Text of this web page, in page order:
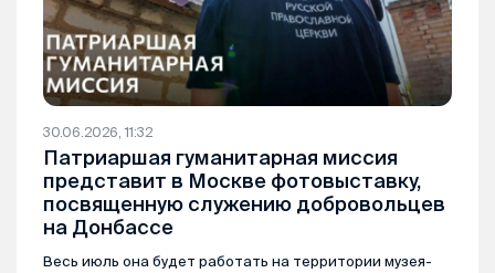
30.06.2026, 11:32
Патриаршая гуманитарная миссия
представит в Москве фотовыставку,
посвященную служению добровольцев
на Донбассе
Весь июль она будет работать на территории музея-